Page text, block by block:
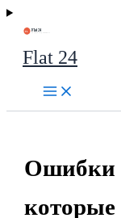
Flat 24
Ошибки
которые